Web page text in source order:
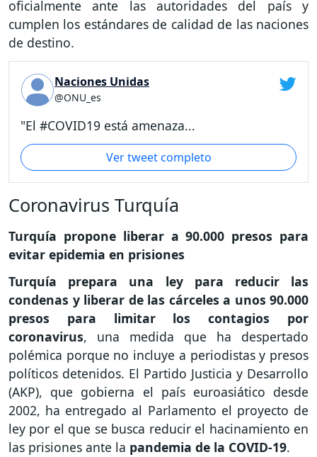
oficialmente ante las autoridades del país y
cumplen los estándares de calidad de las naciones
de destino.
Naciones Unidas
@ONU_es
"El #COVID19 está amenaza...
Ver tweet completo
Coronavirus Turquía
Turquía propone liberar a 90.000 presos para
evitar epidemia en prisiones
Turquía prepara una ley para reducir las
condenas y liberar de las cárceles a unos 90.000
presos para limitar los contagios por
coronavirus, una medida que ha despertado
polémica porque no incluye a periodistas y presos
políticos detenidos. El Partido Justicia y Desarrollo
(AKP), que gobierna el país euroasiático desde
2002, ha entregado al Parlamento el proyecto de
ley por el que se busca reducir el hacinamiento en
las prisiones ante la pandemia de la COVID-19.